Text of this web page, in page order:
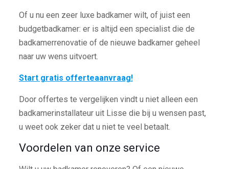
Of u nu een zeer luxe badkamer wilt, of juist een
budgetbadkamer: er is altijd een specialist die de
badkamerrenovatie of de nieuwe badkamer geheel
naar uw wens uitvoert.
Start gratis offerteaanvraag!
Door offertes te vergelijken vindt u niet alleen een
badkamerinstallateur uit Lisse die bij u wensen past,
u weet ook zeker dat u niet te veel betaalt.
Voordelen van onze service